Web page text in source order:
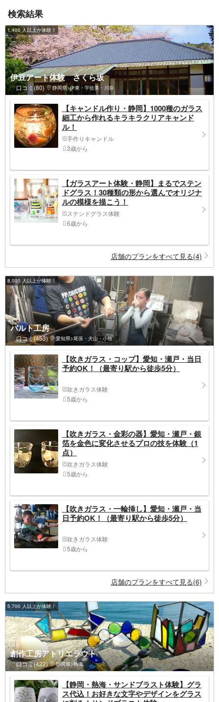
検索結果
1,400 人以上が体験！
伊豆アート体験 さくら坂
口コミ(80) 静岡県>伊東・宇佐美・川奈
【キャンドル作り・静岡】1000種のガラス
細工から作れるキラキラクリアキャンド
ル！
手作りキャンドル
3歳から
【ガラスアート体験・静岡】まるでステン
ドグラス！30種類の形から選んでオリジナ
ルの模様を描こう！
ステンドグラス体験
6歳から
店舗のプランをすべて見る(4)
8,000 人以上が体験！
バルト工房
口コミ(453) 愛知県>尾張・犬山・小牧
【吹きガラス・コップ】愛知・瀬戸・当日
予約OK！（最寄り駅から徒歩5分）
吹きガラス体験
5歳から
【吹きガラス・金彩の器】愛知・瀬戸・銀
箔を金色に変化させるプロの技を体験（1
点）
吹きガラス体験
5歳から
【吹きガラス・一輪挿し】愛知・瀬戸・当
日予約OK！（最寄り駅から徒歩5分）
吹きガラス体験
5歳から
店舗のプランをすべて見る(6)
5,700 人以上が体験！
創作工房アトリエラウト
口コミ(422) 静岡県>熱海
【静岡・熱海・サンドブラスト体験】グラ
ス代込！お好きな文字やデザインをグラス